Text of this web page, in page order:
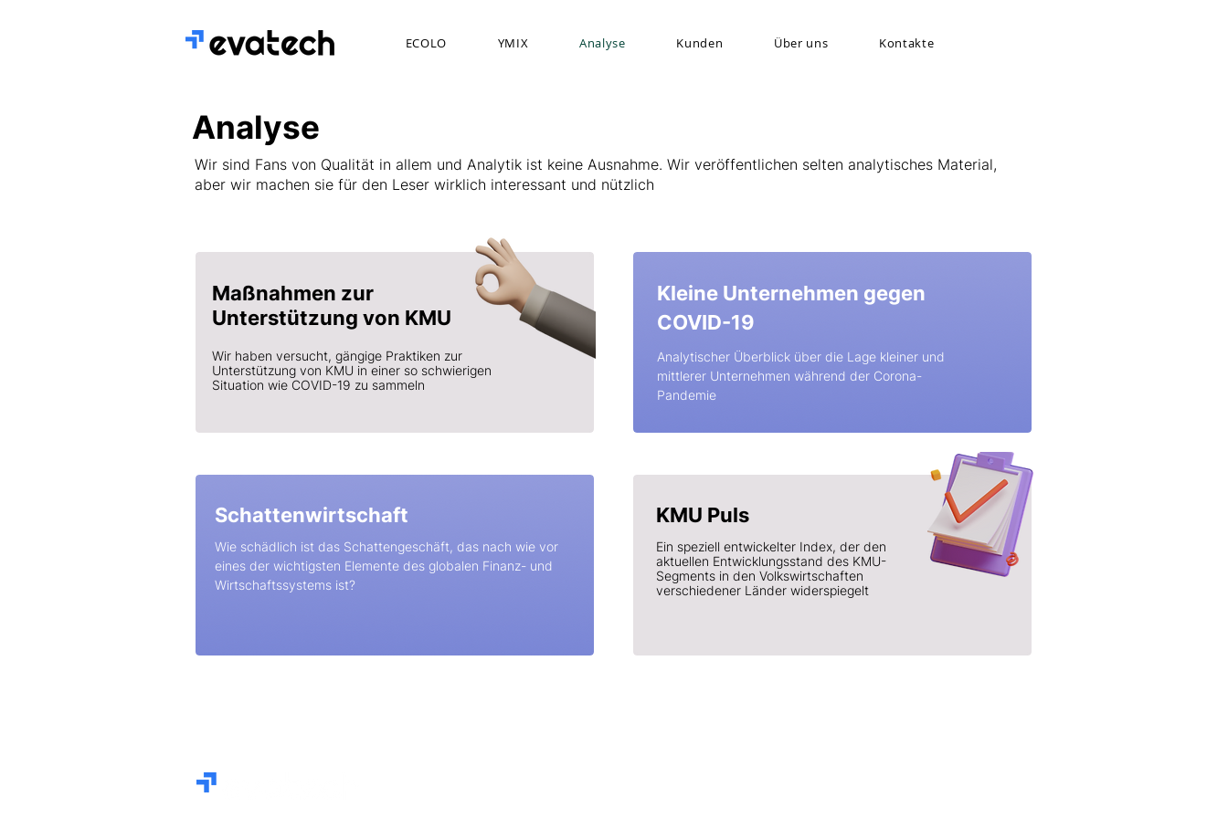
ECOLO YMIX Analyse Kunden Über uns Kontakte
Analyse
Wir sind Fans von Qualität in allem und Analytik ist keine Ausnahme. Wir veröffentlichen selten analytisches Material,
aber wir machen sie für den Leser wirklich interessant und nützlich
Maßnahmen zur
Unterstützung von KMU
Wir haben versucht, gängige Praktiken zur
Unterstützung von KMU in einer so schwierigen
Situation wie COVID-19 zu sammeln
Kleine Unternehmen gegen
COVID-19
Analytischer Überblick über die Lage kleiner und
mittlerer Unternehmen während der Corona-
Pandemie
Schattenwirtschaft
Wie schädlich ist das Schattengeschäft, das nach wie vor
eines der wichtigsten Elemente des globalen Finanz- und
Wirtschaftssystems ist?
KMU Puls
Ein speziell entwickelter Index, der den
aktuellen Entwicklungsstand des KMU-
Segments in den Volkswirtschaften
verschiedener Länder widerspiegelt